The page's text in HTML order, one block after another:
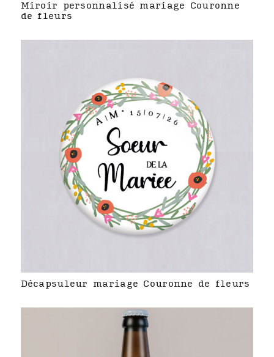
Miroir personnalisé mariage Couronne
de fleurs
Décapsuleur mariage Couronne de fleurs